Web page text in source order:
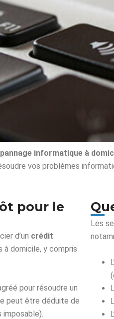
informatique à
vos problèmes
pour le
d’un crédit
domicile, y compris
pour résoudre un
peut être déduite de
imposable).
Les